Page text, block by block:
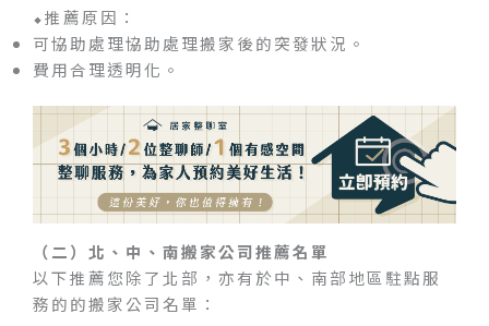
⬥推薦原因：
可協助處理協助處理搬家後的突發狀況。
費用合理透明化。
（二）北、中、南搬家公司推薦名單
以下推薦您除了北部，亦有於中、南部地區駐點服
務的的搬家公司名單：